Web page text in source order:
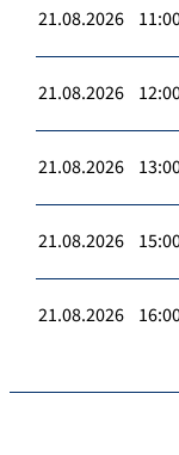
21.08.2026
21.08.2026
21.08.2026
21.08.2026
21.08.2026